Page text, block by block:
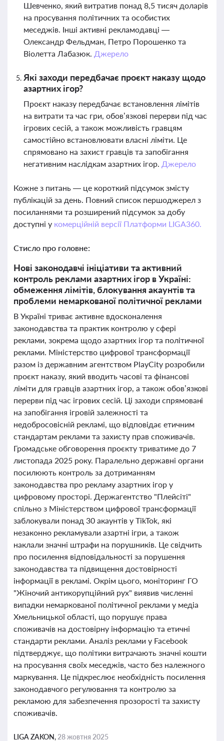
Шевченко, який витратив понад 8,5 тисяч доларів
на просування політичних та особистих
меседжів. Інші активні рекламодавці —
Олександр Фельдман, Петро Порошенко та
Віолетта Лабазюк. Джерело
Які заходи передбачає проєкт наказу щодо
азартних ігор?
Проєкт наказу передбачає встановлення лімітів
на витрати та час гри, обов’язкові перерви під час
ігрових сесій, а також можливість гравцям
самостійно встановлювати власні ліміти. Це
спрямовано на захист гравців та запобігання
негативним наслідкам азартних ігор. Джерело
Кожне з питань — це короткий підсумок змісту
публікацій за день. Повний список першоджерел з
посиланнями та розширений підсумок за добу
доступні у комерційній версії Платформи LIGA360.
Стисло про головне:
Нові законодавчі ініціативи та активний
контроль реклами азартних ігор в Україні:
обмеження лімітів, блокування акаунтів та
проблеми немаркованої політичної реклами
В Україні триває активне вдосконалення
законодавства та практик контролю у сфері
реклами, зокрема щодо азартних ігор та політичної
реклами. Міністерство цифрової трансформації
разом із державним агентством PlayCity розробили
проєкт наказу, який вводить часові та фінансові
ліміти для гравців азартних ігор, а також обов’язкові
перерви під час ігрових сесій. Ці заходи спрямовані
на запобігання ігровій залежності та
недобросовісній рекламі, що відповідає етичним
стандартам реклами та захисту прав споживачів.
Громадське обговорення проєкту триватиме до 7
листопада 2025 року. Паралельно державні органи
посилюють контроль за дотриманням
законодавства про рекламу азартних ігор у
цифровому просторі. Держагентство "Плейсіті"
спільно з Міністерством цифрової трансформації
заблокували понад 30 акаунтів у TikTok, які
незаконно рекламували азартні ігри, а також
наклали значні штрафи на порушників. Це свідчить
про посилення відповідальності за порушення
законодавства та підвищення достовірності
інформації в рекламі. Окрім цього, моніторинг ГО
"Жіночий антикорупційний рух" виявив численні
випадки немаркованої політичної реклами у медіа
Хмельницької області, що порушує права
споживачів на достовірну інформацію та етичні
стандарти реклами. Аналіз реклами у Facebook
підтверджує, що політики витрачають значні кошти
на просування своїх меседжів, часто без належного
маркування. Це підкреслює необхідність посилення
законодавчого регулювання та контролю за
рекламою для забезпечення прозорості та захисту
споживачів.
LIGA ZAKON, 28 жовтня 2025